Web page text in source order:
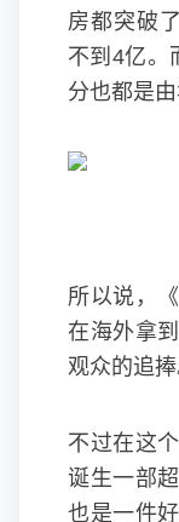
房都突破
不到4亿。
分也都是由
所以说，
在海外拿
观众的追捧
不过在这
诞生一部
也是一件